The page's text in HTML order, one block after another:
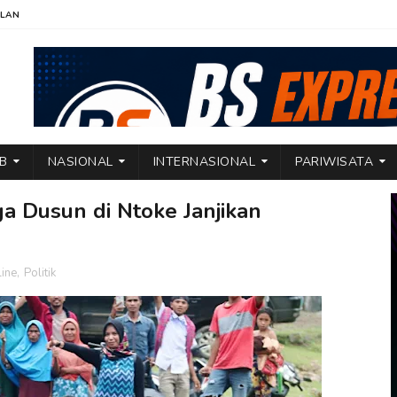
NASIONAL INTERNASIONAL PARIWISATA
Dusun di Ntoke Janjikan
, Politik